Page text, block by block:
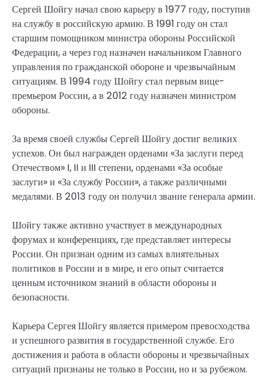
Сергей Шойгу начал свою карьеру в 1977 году, поступив
на службу в российскую армию. В 1991 году он стал
старшим помощником министра обороны Российской
Федерации, а через год назначен начальником Главного
управления по гражданской обороне и чрезвычайным
ситуациям. В 1994 году Шойгу стал первым вице-
премьером России, а в 2012 году назначен министром
обороны.
За время своей службы Сергей Шойгу достиг великих
успехов. Он был награжден орденами «За заслуги перед
Отечеством» I, II и III степени, орденами «За особые
заслуги» и «За службу России», а также различными
медалями. В 2013 году он получил звание генерала армии.
Шойгу также активно участвует в международных
форумах и конференциях, где представляет интересы
России. Он признан одним из самых влиятельных
политиков в России и в мире, и его опыт считается
ценным источником знаний в области обороны и
безопасности.
Карьера Сергея Шойгу является примером превосходства
и успешного развития в государственной службе. Его
достижения и работа в области обороны и чрезвычайных
ситуаций признаны не только в России, но и за рубежом.